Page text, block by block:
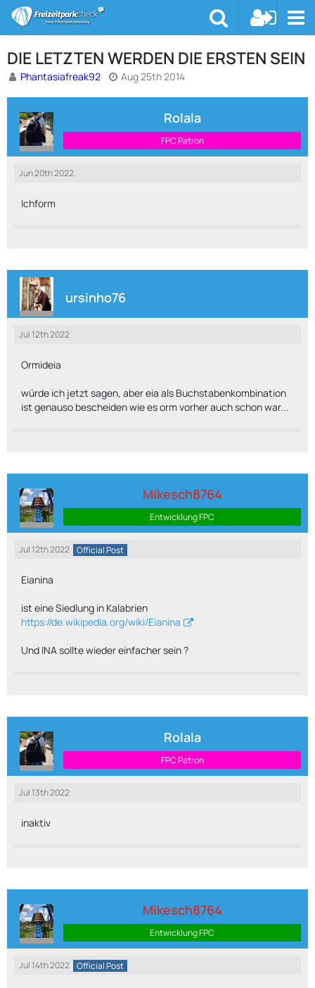
DIE LETZTEN WERDEN DIE ERSTEN SEIN
Phantasiafreak92 Aug 25th 2014
Rolala
FPC Patron
Jun 20th 2022
Ichform
ursinho76
Jul 12th 2022
Ormideia
würde ich jetzt sagen, aber eia als Buchstabenkombination
ist genauso bescheiden wie es orm vorher auch schon war...
Mikesch8764
Entwicklung FPC
Jul 12th 2022 Official Post
Eianina
ist eine Siedlung in Kalabrien
https://de.wikipedia.org/wiki/Eianina
Und INA sollte wieder einfacher sein ?
Rolala
FPC Patron
Jul 13th 2022
inaktiv
Mikesch8764
Entwicklung FPC
Jul 14th 2022 Official Post